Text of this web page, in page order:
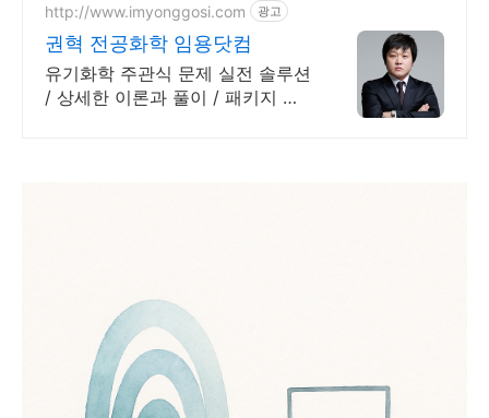
http://www.imyonggosi.com 광고
권혁 전공화학 임용닷컴
유기화학 주관식 문제 실전 솔루션
/ 상세한 이론과 풀이 / 패키지 할